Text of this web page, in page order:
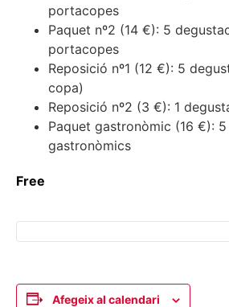
portacopes
Paquet nº2 (14 €): 5
portacopes
Reposició nº1 (12 €): 5
copa)
Reposició nº2 (3 €): 1
Paquet gastronòmic (16 €):
gastronòmics
Free
Afegeix al calendari